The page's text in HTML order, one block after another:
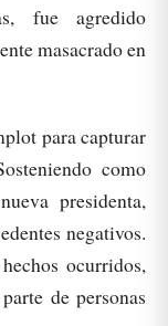
fue agredido
masacrado en
para capturar
como
presidenta,
negativos.
ocurridos,
de personas